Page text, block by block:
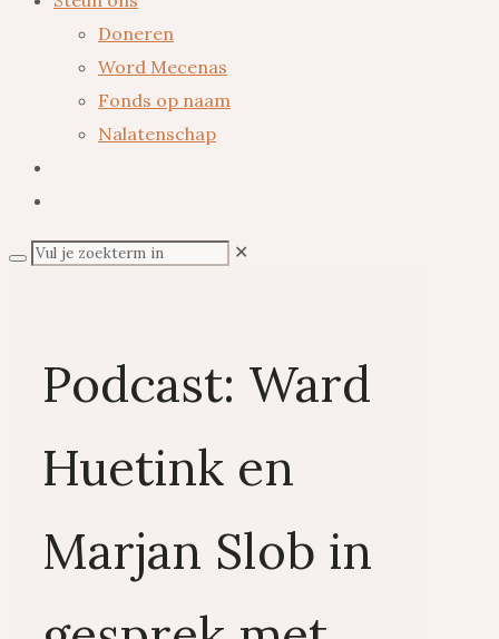
Doneren
Word Mecenas
Fonds op naam
Nalatenschap
✕
Podcast: Ward
Huetink en
Marjan Slob in